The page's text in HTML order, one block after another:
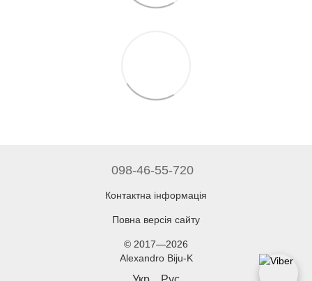
098-46-55-720
Контактна інформація
Повна версія сайту
© 2017—2026
Alexandro Biju-K